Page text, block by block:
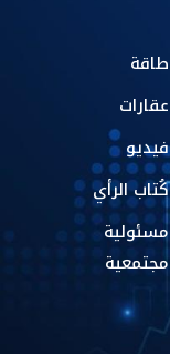
طاقة
عقارات
فيديو
كُتاب الرأي
مسئولية
مجتمعية